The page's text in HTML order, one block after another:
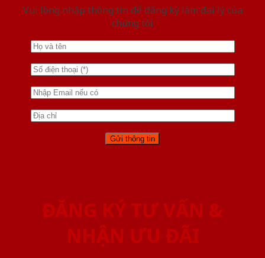
Vui lòng nhập thông tin để đăng ký làm đại lý của
chúng tôi
ĐĂNG KÝ TƯ VẤN &
NHẬN ƯU ĐÃI